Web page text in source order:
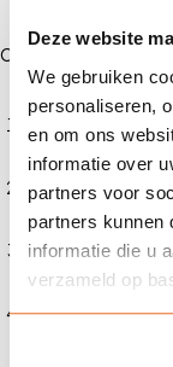
Deze website
We gebruiken
personaliseren,
en om ons
informatie over
partners voor
partners kunnen
informatie die u
verzameld op
Onze aanpak omvat:
:
horecazaak in
Vergelijking en
verzekeringen en
Preventieadvies
te voorkomen.
Ondersteuning
klaar om je te